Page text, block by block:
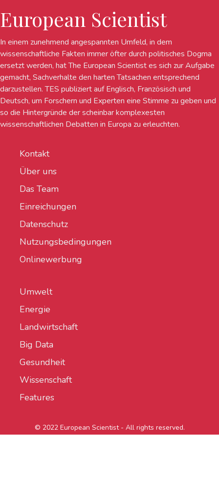
European Scientist
In einem zunehmend angespannten Umfeld, in dem
wissenschaftliche Fakten immer öfter durch politisches Dogma
ersetzt werden, hat The European Scientist es sich zur Aufgabe
gemacht, Sachverhalte den harten Tatsachen entsprechend
darzustellen. TES publiziert auf Englisch, Französisch und
Deutsch, um Forschern und Experten eine Stimme zu geben und
so die Hintergründe der scheinbar komplexesten
wissenschaftlichen Debatten in Europa zu erleuchten.
Kontakt
Über uns
Das Team
Einreichungen
Datenschutz
Nutzungsbedingungen
Onlinewerbung
Umwelt
Energie
Landwirtschaft
Big Data
Gesundheit
Wissenschaft
Features
© 2022 European Scientist - All rights reserved.